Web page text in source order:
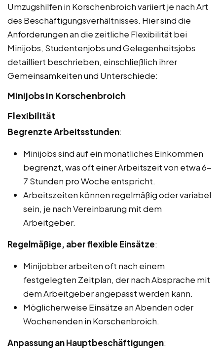
Umzugshilfen in Korschenbroich variiert je nach Art
des Beschäftigungsverhältnisses. Hier sind die
Anforderungen an die zeitliche Flexibilität bei
Minijobs, Studentenjobs und Gelegenheitsjobs
detailliert beschrieben, einschließlich ihrer
Gemeinsamkeiten und Unterschiede:
Minijobs in Korschenbroich
Flexibilität
Begrenzte Arbeitsstunden:
Minijobs sind auf ein monatliches Einkommen
begrenzt, was oft einer Arbeitszeit von etwa 6-
7 Stunden pro Woche entspricht.
Arbeitszeiten können regelmäßig oder variabel
sein, je nach Vereinbarung mit dem
Arbeitgeber.
Regelmäßige, aber flexible Einsätze:
Minijobber arbeiten oft nach einem
festgelegten Zeitplan, der nach Absprache mit
dem Arbeitgeber angepasst werden kann.
Möglicherweise Einsätze an Abenden oder
Wochenenden in Korschenbroich.
Anpassung an Hauptbeschäftigungen: